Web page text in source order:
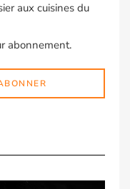
aux cuisines du
abonnement.